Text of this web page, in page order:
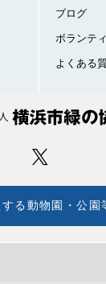
ブログ
ボランテ
よくある
る動物園・公園